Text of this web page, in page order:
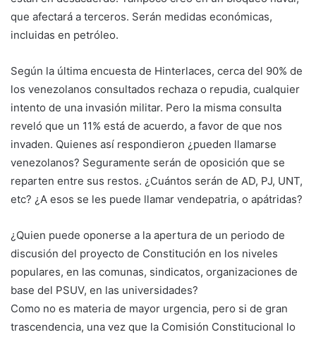
que afectará a terceros. Serán medidas económicas,
incluidas en petróleo.
Según la última encuesta de Hinterlaces, cerca del 90% de
los venezolanos consultados rechaza o repudia, cualquier
intento de una invasión militar. Pero la misma consulta
reveló que un 11% está de acuerdo, a favor de que nos
invaden. Quienes así respondieron ¿pueden llamarse
venezolanos? Seguramente serán de oposición que se
reparten entre sus restos. ¿Cuántos serán de AD, PJ, UNT,
etc? ¿A esos se les puede llamar vendepatria, o apátridas?
¿Quien puede oponerse a la apertura de un periodo de
discusión del proyecto de Constitución en los niveles
populares, en las comunas, sindicatos, organizaciones de
base del PSUV, en las universidades?
Como no es materia de mayor urgencia, pero si de gran
trascendencia, una vez que la Comisión Constitucional lo